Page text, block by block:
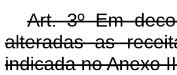
Art. 3º Em
alteradas as
indicada no Anexo